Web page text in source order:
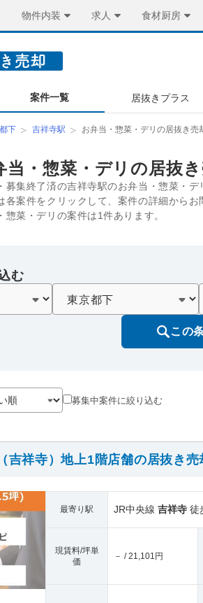
物件内装 求人 食材厨房
案件一覧 居抜きプラス
下 吉祥寺駅 お弁当・惣菜・デリの居抜き売
当・惣菜・デリの居抜
募集終了済の吉祥寺駅のお弁当・惣菜・デ
案件をクリックして、案件の詳細からお
菜・デリの案件は1件あります。
む
この
募集中案件に絞り込む
吉祥寺）地上1階店舗の居抜き売
最寄り駅 JR中央線 吉祥寺 徒
現賃料/坪単
価
－ / 21,101円